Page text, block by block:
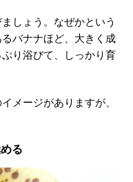
しょう。なぜかという
バナナほど、大きく成
り浴びて、しっかり育
メージがありますが、
る